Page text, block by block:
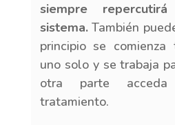
siempre
sistema.También
principio se comienza
uno solo y se trabaja
otra parte
tratamiento.